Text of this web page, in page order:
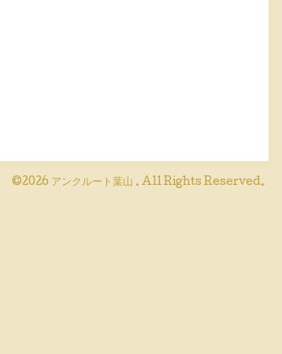
©2026 アンクルート葉山 . All Rights Reserved.